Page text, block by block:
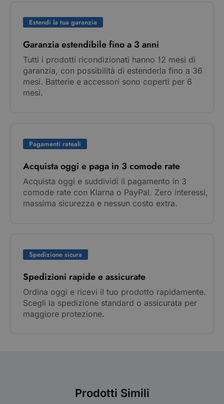
Estendi la tua garanzia
Garanzia estendibile fino a 3 anni
Tutti i prodotti ricondizionati hanno 12 mesi di
garanzia, con possibilità di estenderla fino a 36
mesi. Batterie e accessori sono coperti per 6
mesi.
Pagamenti rateali
Acquista oggi e paga in 3 comode rate
Acquista oggi e suddividi il pagamento in 3
comode rate con Klarna o PayPal. Zero interessi,
massima sicurezza e nessun costo extra.
Spedizione sicura
Spedizioni rapide e assicurate
Ordina oggi e ricevi il tuo prodotto rapidamente.
Scegli la spedizione standard o assicurata per
maggiore protezione.
Prodotti Simili